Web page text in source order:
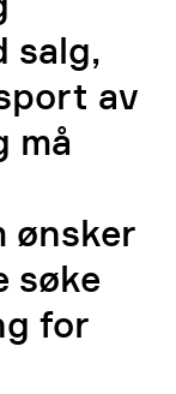
salg,
av
må
ønsker
søke
for